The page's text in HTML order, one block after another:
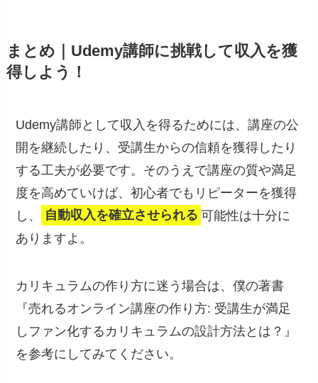
まとめ｜Udemy講師に挑戦して収入を獲
得しよう！
Udemy講師として収入を得るためには、講座の公
開を継続したり、受講生からの信頼を獲得したり
する工夫が必要です。そのうえで講座の質や満足
度を高めていけば、初心者でもリピーターを獲得
し、
自動収入を確立させられる 可能性は十分に
ありますよ。
カリキュラムの作り方に迷う場合は、僕の著書
『売れるオンライン講座の作り方: 受講生が満足
しファン化するカリキュラムの設計方法とは？』
を参考にしてみてください。